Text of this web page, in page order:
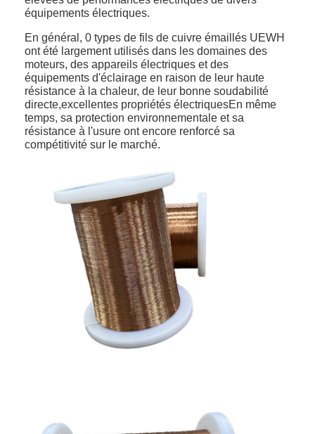
équipements électriques.
En général, 0 types de fils de cuivre émaillés UEWH
ont été largement utilisés dans les domaines des
moteurs, des appareils électriques et des
équipements d'éclairage en raison de leur haute
résistance à la chaleur, de leur bonne soudabilité
directe,excellentes propriétés électriquesEn même
temps, sa protection environnementale et sa
résistance à l'usure ont encore renforcé sa
compétitivité sur le marché.